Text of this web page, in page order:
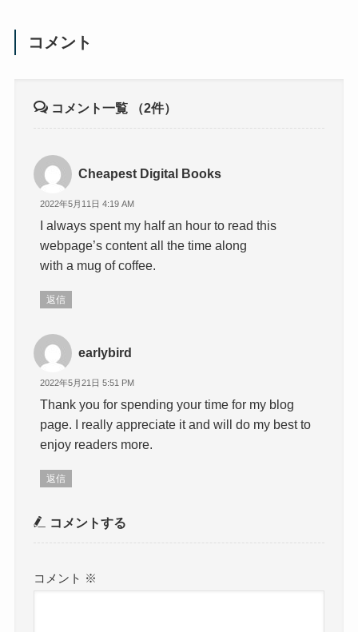
コメント
コメント一覧 （2件）
Cheapest Digital Books
2022年5月11日 4:19 AM
I always spent my half an hour to read this
webpage’s content all the time along
with a mug of coffee.
返信
earlybird
2022年5月21日 5:51 PM
Thank you for spending your time for my blog
page. I really appreciate it and will do my best to
enjoy readers more.
返信
コメントする
コメント ※